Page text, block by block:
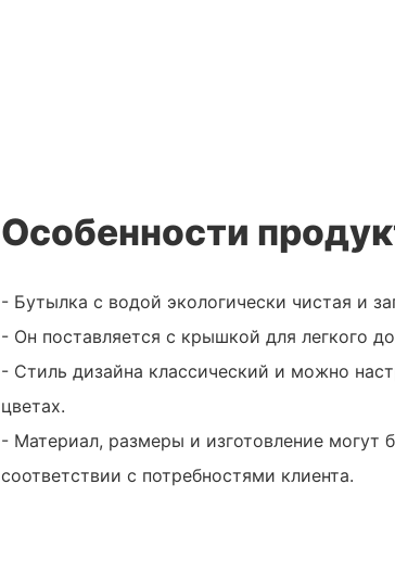
Особенности
- Бутылка с водой экологически чистая и
- Он поставляется с крышкой для легкого
- Стиль дизайна классический и можно
цветах.
- Материал, размеры и изготовление могут
соответствии с потребностями клиента.